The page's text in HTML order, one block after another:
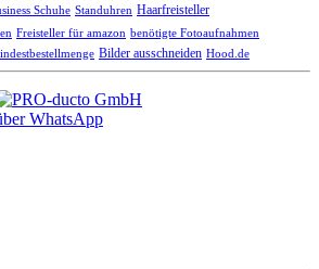
Schuhe Standuhren Haarfreisteller
Freisteller für amazon benötigte Fotoaufnahmen
Bilder ausschneiden Hood.de